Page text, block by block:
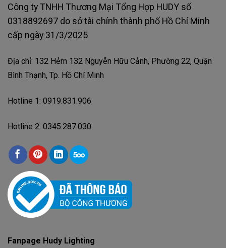
Công ty TNHH Thương Mại Tổng Hợp HUDY số
0318892697 do sở tài chính thành phố Hồ Chí Minh
cấp ngày 31/3/2025
Địa chỉ: 132 Hẻm 132 Nguyễn Hữu Cảnh, Phường 22, Quận
Bình Thạnh, Tp. Hồ Chí Minh
Hotline 1: 0919.831.906
Hotline 2: 0345.287.030
Fanpage Hudy Lighting